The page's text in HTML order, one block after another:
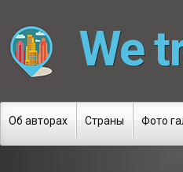
We
Об авторах Страны Фото